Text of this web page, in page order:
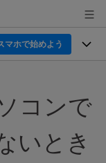
マホで始めよう
な復元技術と
コンで
いとき